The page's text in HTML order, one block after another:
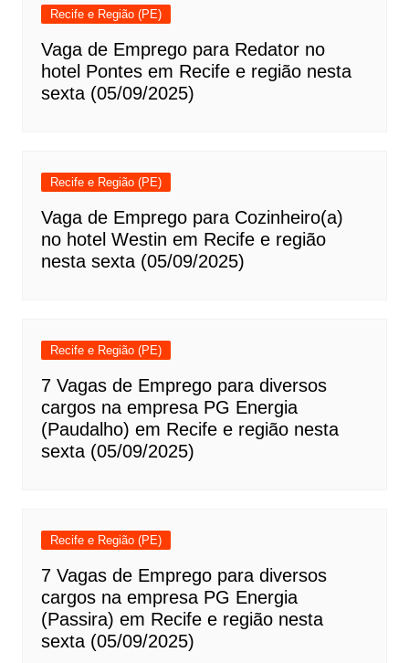
Recife e Região (PE)
Vaga de Emprego para Redator no
hotel Pontes em Recife e região nesta
sexta (05/09/2025)
Recife e Região (PE)
Vaga de Emprego para Cozinheiro(a)
no hotel Westin em Recife e região
nesta sexta (05/09/2025)
Recife e Região (PE)
7 Vagas de Emprego para diversos
cargos na empresa PG Energia
(Paudalho) em Recife e região nesta
sexta (05/09/2025)
Recife e Região (PE)
7 Vagas de Emprego para diversos
cargos na empresa PG Energia
(Passira) em Recife e região nesta
sexta (05/09/2025)